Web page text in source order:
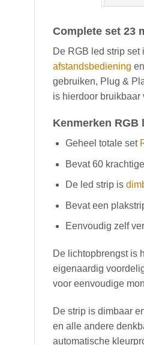
Complete set 23
De RGB led strip set
afstandsbediening
gebruiken, Plug &
is hierdoor
Kenmerken
Geheel totale set
Bevat 60
De led strip is
Bevat een
Eenvoudig zelf
De lichtopbrengst is
eigenaardig
voor eenvoudige
De strip is dimbaar
en alle andere
automatische